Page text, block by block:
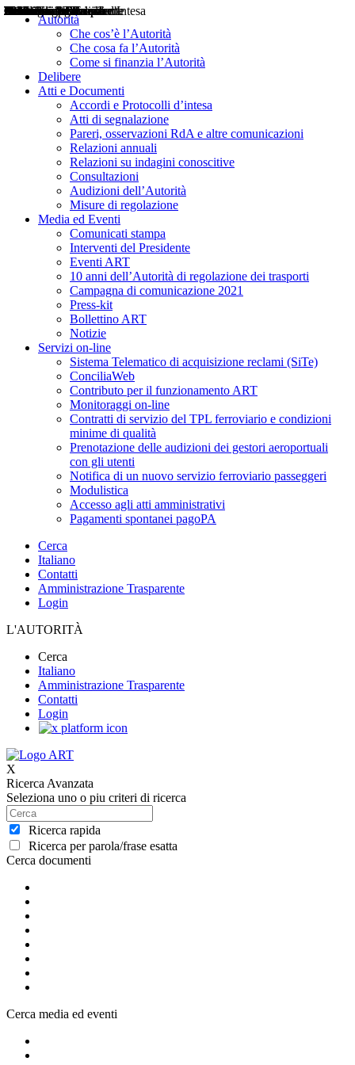
Autorità
Che cos’è l’Autorità
Che cosa fa l’Autorità
Come si finanzia l’Autorità
Delibere
Atti e Documenti
Accordi e Protocolli d’intesa
Atti di segnalazione
Pareri, osservazioni RdA e altre comunicazioni
Relazioni annuali
Relazioni su indagini conoscitive
Consultazioni
Audizioni dell’Autorità
Misure di regolazione
Media ed Eventi
Comunicati stampa
Interventi del Presidente
Eventi ART
10 anni dell’Autorità di regolazione dei trasporti
Campagna di comunicazione 2021
Press-kit
Bollettino ART
Notizie
Servizi on-line
Sistema Telematico di acquisizione reclami (SiTe)
ConciliaWeb
Contributo per il funzionamento ART
Monitoraggi on-line
Contratti di servizio del TPL ferroviario e condizioni
minime di qualità
Prenotazione delle audizioni dei gestori aeroportuali
con gli utenti
Notifica di un nuovo servizio ferroviario passeggeri
Modulistica
Accesso agli atti amministrativi
Pagamenti spontanei pagoPA
Cerca
Italiano
Contatti
Amministrazione Trasparente
Login
L'AUTORITÀ
Cerca
Italiano
Amministrazione Trasparente
Contatti
Login
X
Ricerca Avanzata
Seleziona uno o piu criteri di ricerca
Ricerca rapida
Ricerca per parola/frase esatta
Cerca documenti
Delibere
Pareri
Consultazioni
Audizioni
Atti di Segnalazione
Accordi e Protocolli d'Intesa
Relazioni annuali
Misure di regolazione
Cerca media ed eventi
Notizie
Comunicati Stampa
Bollettini ART
Convegni ART
Interviste del Presidente
Articoli in primo piano
Interventi del Presidente
2004
2005
2010
2013
2014
2015
2016
2017
2018
2019
202
2020
2021
2022
2023
2024
2025
2026
Aereo
Marittimo
Terrestre